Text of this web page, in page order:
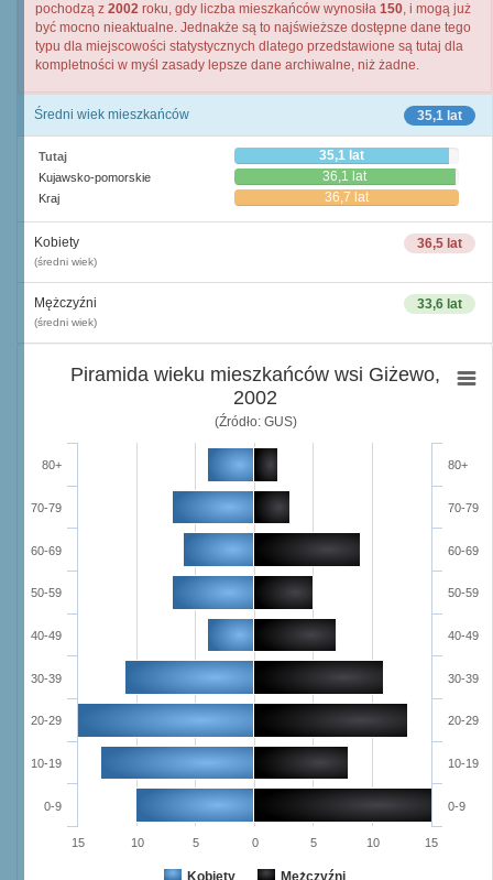
pochodzą z 2002 roku, gdy liczba mieszkańców wynosiła 150, i mogą już
być mocno nieaktualne. Jednakże są to najświeższe dostępne dane tego
typu dla miejscowości statystycznych dlatego przedstawione są tutaj dla
kompletności w myśl zasady lepsze dane archiwalne, niż żadne.
35,1 lat
Średni wiek mieszkańców
Tutaj 35,1 lat
Kujawsko-pomorskie 36,1 lat
Kraj 36,7 lat
36,5 lat
Kobiety
(średni wiek)
33,6 lat
Mężczyźni
(średni wiek)
Piramida wieku mieszkańców wsi Giżewo,
2002
(Źródło: GUS)
Kobiety Mężczyźni
0-9
10-19
20-29
30-39
40-49
50-59
60-69
70-79
80+
0-9
10-19
20-29
30-39
40-49
50-59
60-69
70-79
80+
15 10 5 0 5 10 15